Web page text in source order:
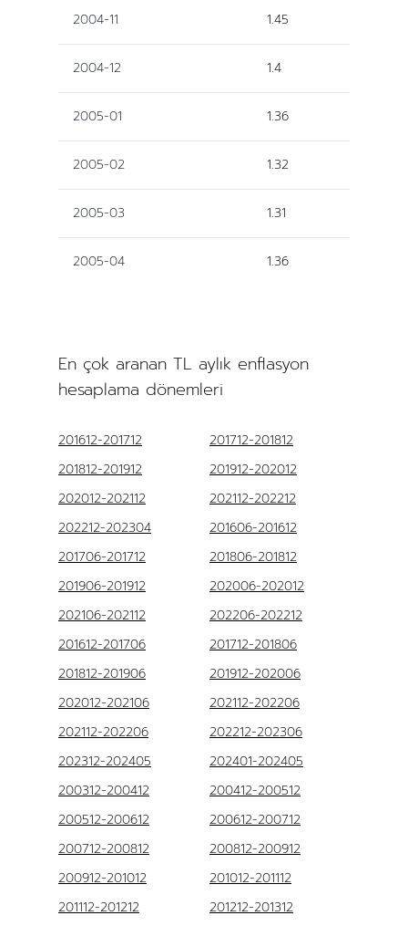
2004-11 1.45
2004-12 1.4
2005-01 1.36
2005-02 1.32
2005-03 1.31
2005-04 1.36
En çok aranan TL aylık enflasyon
hesaplama dönemleri
201612-201712
201712-201812
201812-201912
201912-202012
202012-202112
202112-202212
202212-202304
201606-201612
201706-201712
201806-201812
201906-201912
202006-202012
202106-202112
202206-202212
201612-201706
201712-201806
201812-201906
201912-202006
202012-202106
202112-202206
202112-202206
202212-202306
202312-202405
202401-202405
200312-200412
200412-200512
200512-200612
200612-200712
200712-200812
200812-200912
200912-201012
201012-201112
201112-201212
201212-201312